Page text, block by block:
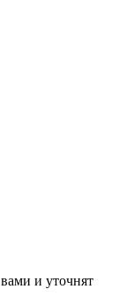
и уточнят